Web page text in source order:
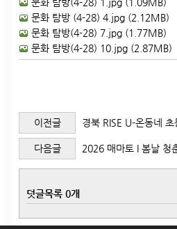
문화 탐방 (4-28) 4.jpg (2.12MB)
문화 탐방(4-28) 7.jpg (1.77MB)
문화 탐방(4-28) 10.jpg (2.87MB)
이전글 경북 RISE U-온동네
다음글 2026 매마토 I 봄날 청
덧글목록 0개